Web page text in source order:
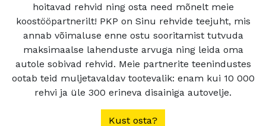
hoitavad rehvid ning osta need mõnelt meie
koostööpartnerilt! PKP on Sinu rehvide teejuht, mis
annab võimaluse enne ostu sooritamist tutvuda
maksimaalse lahenduste arvuga ning leida oma
autole sobivad rehvid. Meie partnerite teenindustes
ootab teid muljetavaldav tootevalik: enam kui 10 000
rehvi ja üle 300 erineva disainiga autovelje.
Kust osta?